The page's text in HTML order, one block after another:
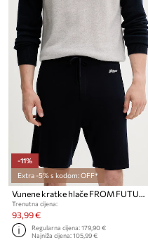
-11%
Extra -5% s kodom: OFF*
Vunene kratke hlače FROM FUTURE
Trenutna cijena:
93,99 €
Regularna cijena:179,90 €
Najniža cijena:105,99 €